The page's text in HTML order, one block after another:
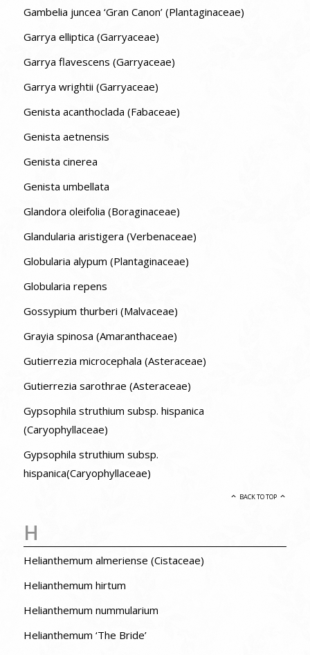
Gambelia juncea ‘Gran Canon’ (Plantaginaceae)
Garrya elliptica (Garryaceae)
Garrya flavescens (Garryaceae)
Garrya wrightii (Garryaceae)
Genista acanthoclada (Fabaceae)
Genista aetnensis
Genista cinerea
Genista umbellata
Glandora oleifolia (Boraginaceae)
Glandularia aristigera (Verbenaceae)
Globularia alypum (Plantaginaceae)
Globularia repens
Gossypium thurberi (Malvaceae)
Grayia spinosa (Amaranthaceae)
Gutierrezia microcephala (Asteraceae)
Gutierrezia sarothrae (Asteraceae)
Gypsophila struthium subsp. hispanica
(Caryophyllaceae)
Gypsophila struthium subsp.
hispanica(Caryophyllaceae)
BACK TO TOP
H
Helianthemum almeriense (Cistaceae)
Helianthemum hirtum
Helianthemum nummularium
Helianthemum ‘The Bride’